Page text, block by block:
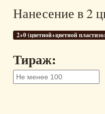
Нанесение в 2
2+0 (цветной+цветной
Тираж: